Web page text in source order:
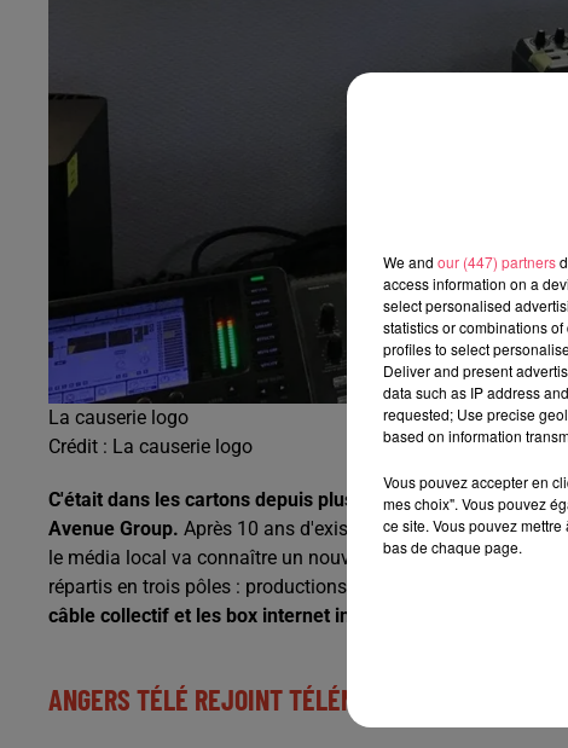
La causerie logo
Crédit : La causerie logo
C'était dans les cartons depuis plusieurs mois, c'est
Avenue Group. Après 10 ans d'existence et détenu depuis
le média local va connaître un nouveau propriétaire qui
répartis en trois pôles : productions de contenus, solutions
câble collectif et les box internet intégrera le pôle média
ANGERS TÉLÉ REJOINT TÉLÉNANTES
We and our (447) partners
access information on a
select personalised
statistics or combinations
profiles to select
Deliver and present
data such as IP address
requested; Use precise
based on information
Vous pouvez accepter en
mes choix". Vous pouvez
ce site. Vous pouvez
bas de chaque page.